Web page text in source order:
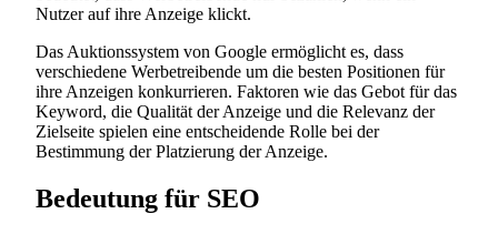
Nutzer auf ihre Anzeige klickt.
Das Auktionssystem von Google ermöglicht es, dass
verschiedene Werbetreibende um die besten Positionen für
ihre Anzeigen konkurrieren. Faktoren wie das Gebot für das
Keyword, die Qualität der Anzeige und die Relevanz der
Zielseite spielen eine entscheidende Rolle bei der
Bestimmung der Platzierung der Anzeige.
Bedeutung für SEO